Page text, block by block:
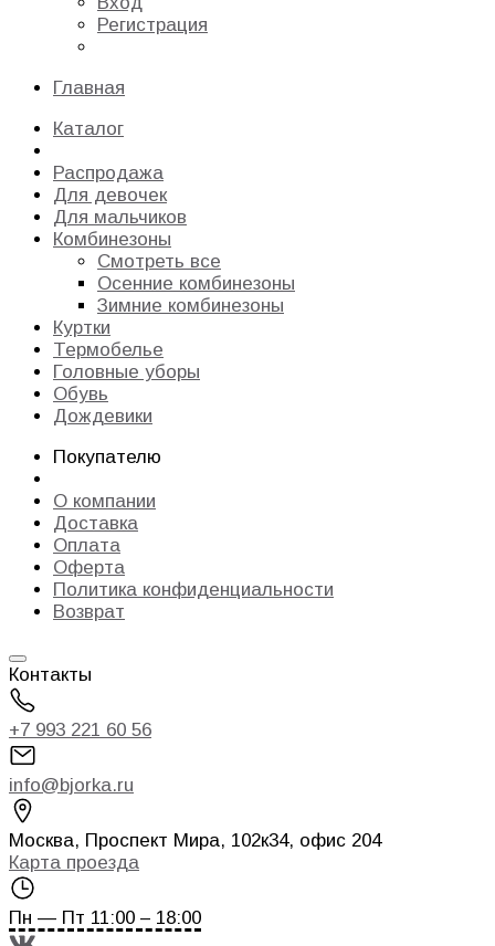
Регистрация
Главная
Каталог
Распродажа
Для девочек
Для мальчиков
Комбинезоны
Смотреть все
Осенние комбинезоны
Зимние комбинезоны
Куртки
Термобелье
Головные уборы
Обувь
Дождевики
Покупателю
О компании
Доставка
Оплата
Оферта
Политика конфиденциальности
Возврат
Контакты
+7 993 221 60 56
info@bjorka.ru
Москва, Проспект Мира, 102к34, офис 204
Карта проезда
Пн — Пт 11:00 – 18:00